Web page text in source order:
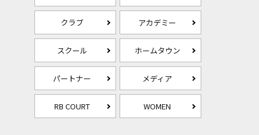
クラブ アカデミー
スクール ホームタウン
パートナー メディア
RB COURT WOMEN